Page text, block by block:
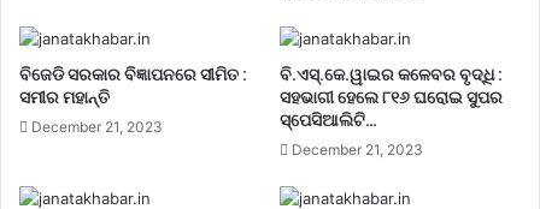
ବିଜେଡି ସରକାର ବିଜ୍ଞାପନରେ ସୀମିତ :
ସମୀର ମହାନ୍ତି
December 21, 2023
ବି.ଏସ୍.କେ.ୱାଇର କଳେବର ବୃଦ୍ଧି :
ସହଭାଗୀ ହେଲେ ୮୧୬ ଘରୋଇ ସୁପର
ସ୍ପେସିଆଲିଟି…
December 21, 2023